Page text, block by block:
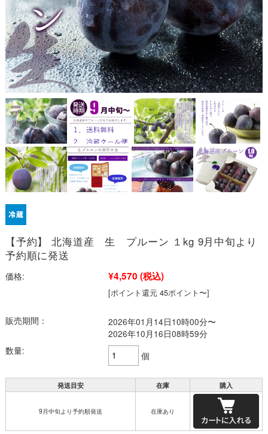
【予約】 北海道産 生 プルーン １kg 9月中旬より
予約順に発送
価格: ¥4,570 (税込)
[ポイント還元 45ポイント〜]
販売期間：
2026年01月14日10時00分〜
2026年10月16日08時59分
数量:
個
発送目安 在庫 購入
9月中旬より予約順発送 在庫あり